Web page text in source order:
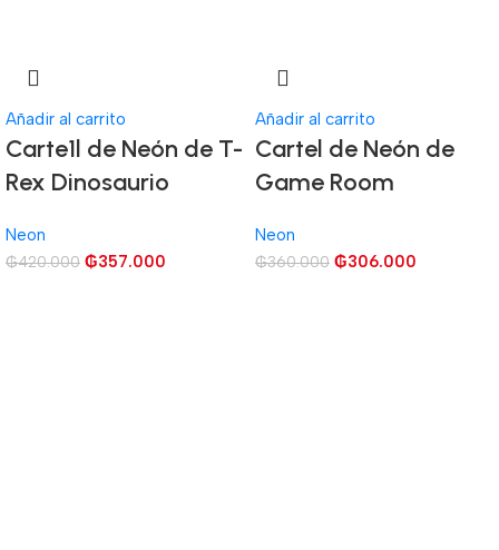
Añadir al carrito
Carte1l de Neón de T-
Rex Dinosaurio
Neon
₲420.000 ₲357.000
Añadir al carrito
Cartel de Neón de
Game Room
Neon
₲360.000 ₲306.000